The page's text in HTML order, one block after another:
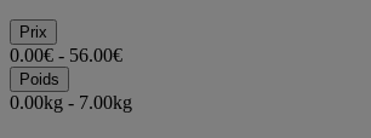
Prix
0.00€ - 56.00€
Poids
0.00kg - 7.00kg